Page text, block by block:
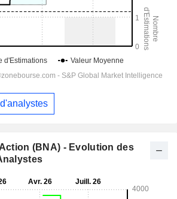
(BNA) - Evolution des